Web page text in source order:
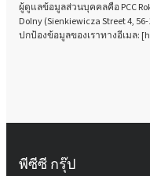
ผู้ดูแลข้อมูลส่วนบุคคลคือ PCC
Dolny (Sienkiewicza Street 4,
ปกป้องข้อมูลของเราทางอีเมล:
พีซีซี กรุ๊ป